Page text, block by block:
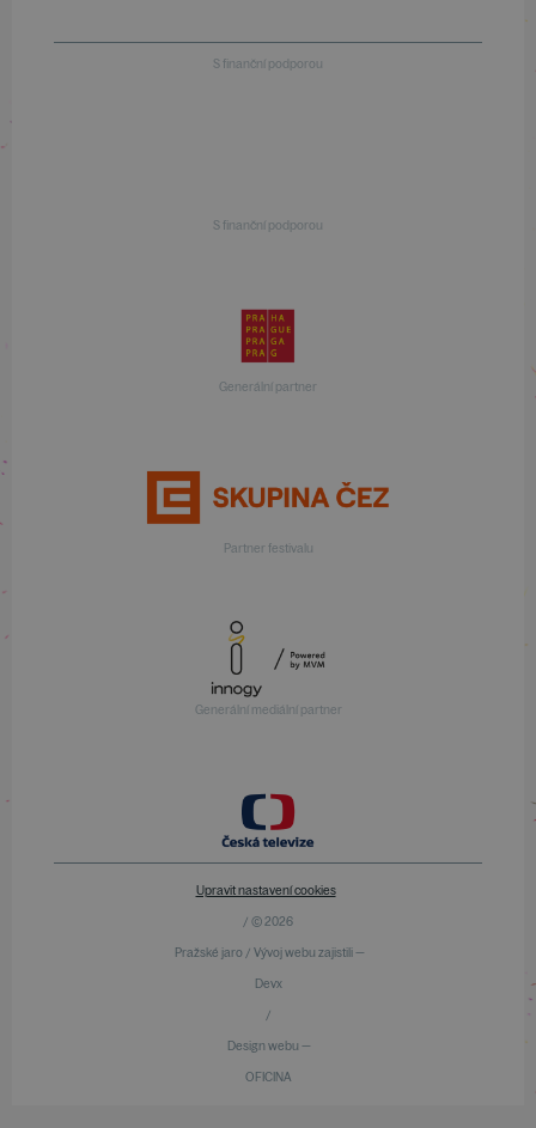
S finanční podporou
S finanční podporou
Generální partner
Partner festivalu
Generální mediální partner
Upravit nastavení cookies
/ © 2026
Pražské jaro / Vývoj webu zajistili —
Devx
/
Design webu —
OFICINA